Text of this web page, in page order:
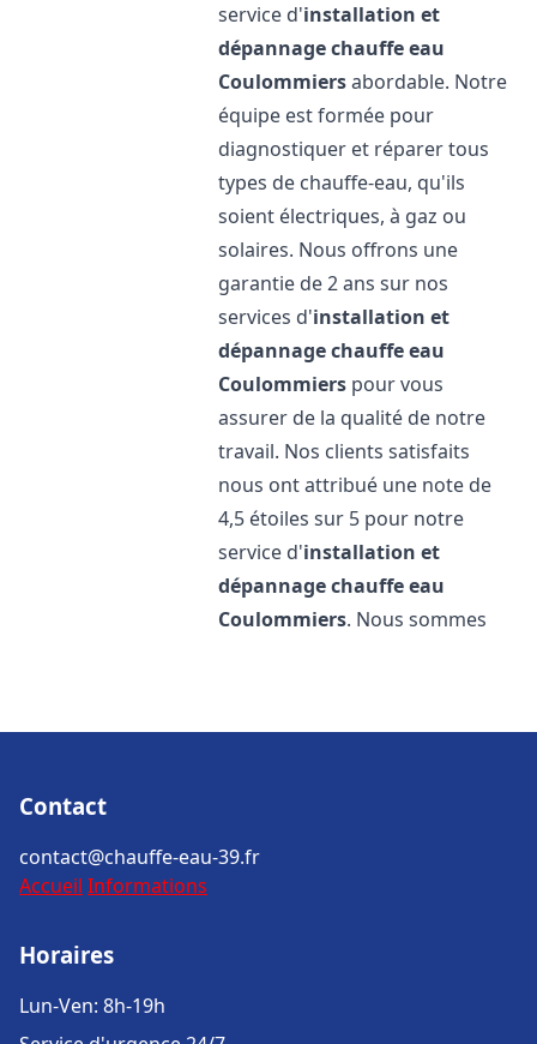
service d'installation et
dépannage chauffe eau
Coulommiersabordable. Notre
équipe est formée pour
diagnostiquer et réparer tous
types de chauffe-eau, qu'ils
soient électriques, à gaz ou
solaires. Nous offrons une
garantie de 2 ans sur nos
services d'installation et
dépannage chauffe eau
Coulommiers pour vous
assurer de la qualité de notre
travail. Nos clients satisfaits
nous ont attribué une note de
4,5 étoiles sur 5 pour notre
service d'installation et
dépannage chauffe eau
Coulommiers. Nous sommes
Contact
contact@chauffe-eau-39.fr
Accueil Informations
Horaires
Lun-Ven: 8h-19h